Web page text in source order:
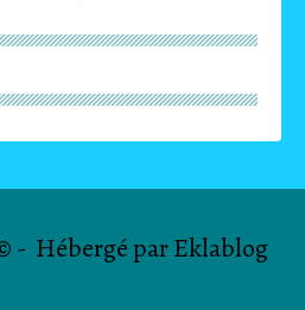
- Hébergé parEklablog